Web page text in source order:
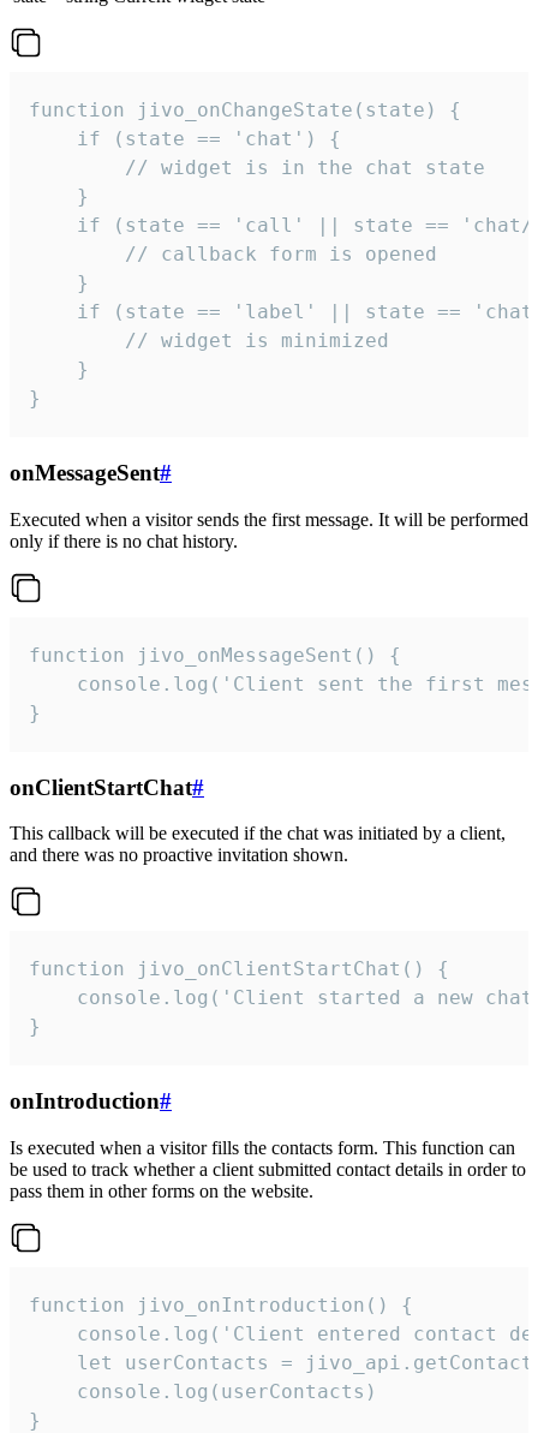
function jivo_onChangeState(state) {
    if (state == 'chat') {
        // widget is in the chat state
    }
if (state == 'call' || state ==
        // callback form is opened
    }
if (state == 'label' || state ==
        // widget is minimized
    }
}
onMessageSent#
Executed when a visitor sends the first message. It will be performed
only if there is no chat history.
function jivo_onMessageSent() {
console.log('Client sent the first
}
onClientStartChat#
This callback will be executed if the chat was initiated by a client,
and there was no proactive invitation shown.
function jivo_onClientStartChat() {
console.log('Client started a new
}
onIntroduction#
Is executed when a visitor fills the contacts form. This function can
be used to track whether a client submitted contact details in order to
pass them in other forms on the website.
function jivo_onIntroduction() {
console.log('Client entered contact
let userContacts =
    console.log(userContacts)
}